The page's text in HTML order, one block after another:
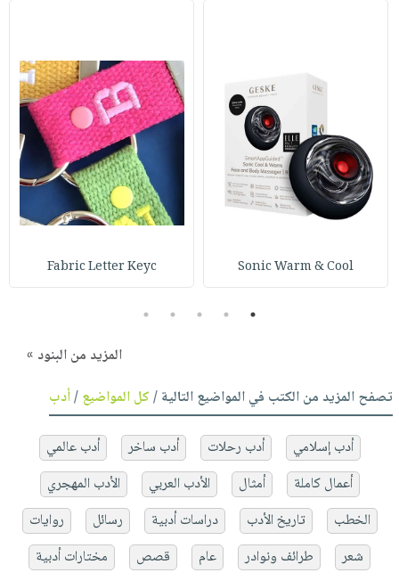
Sonic Warm & Cool
Fabric Letter Keyc
1
2
3
4
5
المزيد من البنود »
تصفح المزيد من الكتب في المواضيع التالية /كل المواضيع/أدب
أدب إسلامي أدب رحلات أدب ساخر
أدب عالمي
أعمال كاملة
أمثال الأدب العربي
الأدب المهجري
الخطب
تاريخ الأدب دراسات أدبية رسائل
روايات
شعر
طرائف ونوادر عام قصص
مختارات أدبية